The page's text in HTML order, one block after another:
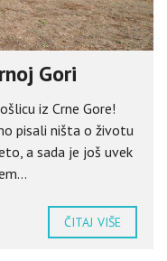
Gori
iz Crne Gore!
pisali ništa o životu
a sada je još uvek
ČITAJ VIŠE